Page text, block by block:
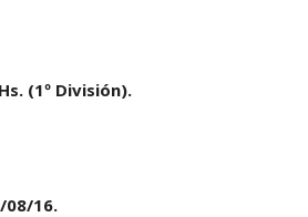
(1º División).
08/16.